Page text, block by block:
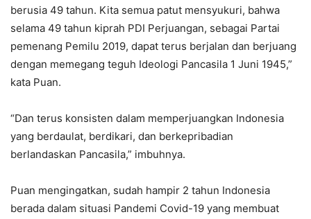
berusia 49 tahun. Kita semua patut mensyukuri, bahwa
selama 49 tahun kiprah PDI Perjuangan, sebagai Partai
pemenang Pemilu 2019, dapat terus berjalan dan berjuang
dengan memegang teguh Ideologi Pancasila 1 Juni 1945,”
kata Puan.
“Dan terus konsisten dalam memperjuangkan Indonesia
yang berdaulat, berdikari, dan berkepribadian
berlandaskan Pancasila,” imbuhnya.
Puan mengingatkan, sudah hampir 2 tahun Indonesia
berada dalam situasi Pandemi Covid-19 yang membuat